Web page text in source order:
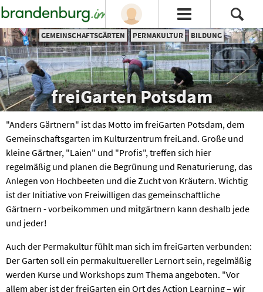
GEMEINSCHAFTSGÄRTEN PERMAKULTUR BILDUNG
freiGarten Potsdam
"Anders Gärtnern" ist das Motto im freiGarten Potsdam, dem
Gemeinschaftsgarten im Kulturzentrum freiLand. Große und
kleine Gärtner, "Laien" und "Profis", treffen sich hier
regelmäßig und planen die Begrünung und Renaturierung, das
Anlegen von Hochbeeten und die Zucht von Kräutern. Wichtig
ist der Initiative von Freiwilligen das gemeinschaftliche
Gärtnern - vorbeikommen und mitgärtnern kann deshalb jede
und jeder!
Auch der Permakultur fühlt man sich im freiGarten verbunden:
Der Garten soll ein permakultuereller Lernort sein, regelmäßig
werden Kurse und Workshops zum Thema angeboten. "Vor
allem aber ist der freiGarten ein Ort des Action Learning – wir